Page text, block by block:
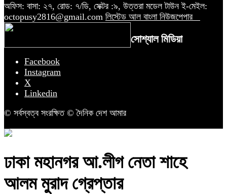
অফিস: বাসা: ২৭, রোড: ৭/ডি, সেক্টর :৯, উত্তরা মডেল টাউন ই-মেইল:
octopusy2816@gmail.com লিস্টেড আল বাংলা নিউজপেপার
সোশ্যাল মিডিয়া
Facebook
Instagram
X
Linkedin
© সর্বস্বত্ব সংরক্ষিত © দৈনিক দেশ আমার
ঢাকা মহানগর আ.লীগ নেতা শাহে
আলম মুরাদ গ্রেপ্তার